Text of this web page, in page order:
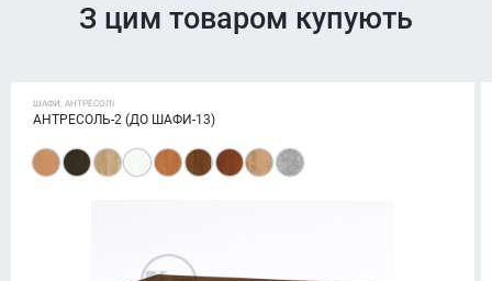
З цим товаром купують
ШАФИ, АНТРЕСОЛІ
АНТРЕСОЛЬ-2 (ДО ШАФИ-13)